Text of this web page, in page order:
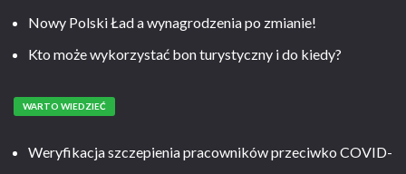
Nowy Polski Ład a wynagrodzenia po zmianie!
Kto może wykorzystać bon turystyczny i do kiedy?
WARTO WIEDZIEĆ
Weryfikacja szczepienia pracowników przeciwko COVID-